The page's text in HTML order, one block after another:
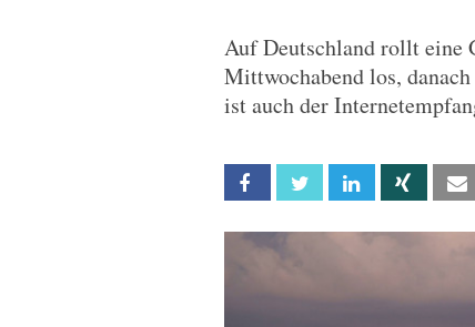
Auf Deutschland rollt eine
Mittwochabend los,
ist auch der
Facebook Twitter Linkedin Xing